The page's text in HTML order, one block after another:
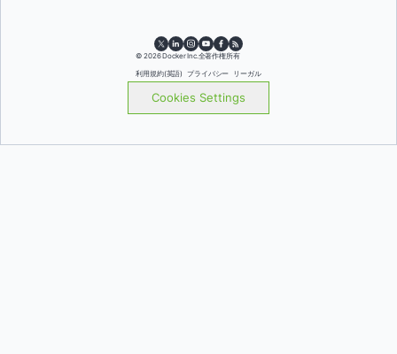
© 2026 Docker Inc.全著作権所有
利用規約(英語)
プライバシー リーガル
Cookies Settings